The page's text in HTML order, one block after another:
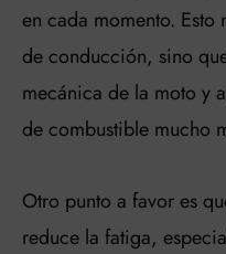
en cada momento.
de conducción, sino
mecánica de la moto y
de combustible mucho
Otro punto a favor es
reduce la fatiga,